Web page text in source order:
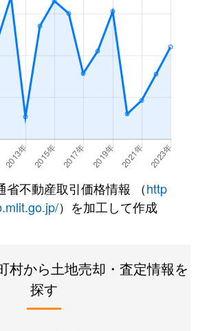
省不動産取引価格情報 （http
）を加工して作成
村から土地売却・査定情報を
探す